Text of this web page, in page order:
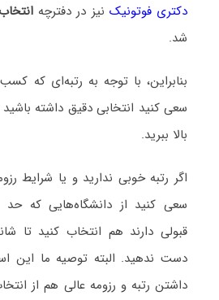
دکتری فوتونیک نیز در دفترچه
شد.
بنابراین، با توجه به رتبه‌ای که
سعی کنید انتخابی دقیق داشته
بالا ببرید.
اگر رتبه خوبی ندارید و یا شرایط
سعی کنید از دانشگاه‌هایی که حد
قبولی دارند هم انتخاب کنید تا
دست ندهید. البته توصیه ما
داشتن رتبه و رزومه عالی هم از